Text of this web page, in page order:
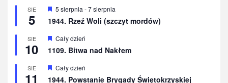
SIE
5
Wyróżnione
5 sierpnia -7 sierpnia
1944. Rzeź Woli (szczyt mordów)
SIE
10
Wyróżnione
Cały dzień
1109. Bitwa nad Nakłem
SIE
11
Wyróżnione
Cały dzień
1944. Powstanie Brygady Świętokrzyskiej